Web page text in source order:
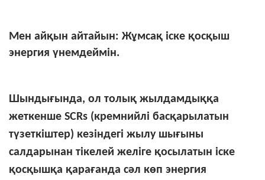
Мен айқын айтайын: Жұмсақ іске қосқыш
энергия үнемдеймін.
Шындығында, ол толық жылдамдыққа
жеткенше SCRs (кремнийлі басқарылатын
түзеткіштер) кезіндегі жылу шығыны
салдарынан тікелей желіге қосылатын іске
қосқышқа қарағанда сәл көп энергия